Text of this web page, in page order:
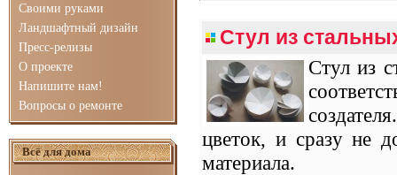
Своими руками
Ландшафтный дизайн
Пресс-релизы
О проекте
Напишите нам!
Вопросы о ремонте
Всё для дома
Стул из
Стул из
цветок, и сразу не
материала.